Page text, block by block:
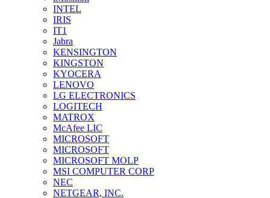
INTEL
IRIS
IT1
Jabra
KENSINGTON
KINGSTON
KYOCERA
LENOVO
LG ELECTRONICS
LOGITECH
MATROX
McAfee LIC
MICROSOFT
MICROSOFT
MICROSOFT MOLP
MSI COMPUTER CORP
NEC
NETGEAR, INC.